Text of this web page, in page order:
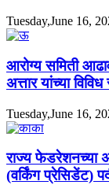
Tuesday,June 16,
आरोग्य समिती
अत्तार यांच्या
Tuesday,June 16,
राज्य फेडरेशनच्या
(वर्किंग प्रेसिडेंट)